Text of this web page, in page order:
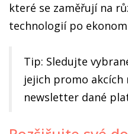
které se zaměřují na
technologií po
Tip: Sledujte
jejich promo
newsletter dané